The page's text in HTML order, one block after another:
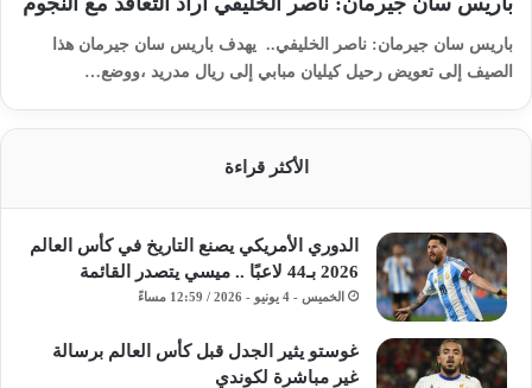
باريس سان جيرمان: ناصر الخليفي.. يهدف باريس سان جيرمان هذا
الصيف إلى تعويض رحيل كيليان مبابي إلى ريال مدريد ،ووضع…
الأكثر قراءة
الدوري الأمريكي يصنع التاريخ في كأس العالم
2026 بـ44 لاعبًا .. ميسي يتصدر القائمة
الخميس - 4 يونيو - 2026 / 12:59 مساءً
غوستو يثير الجدل قبل كأس العالم برسالة
غير مباشرة لكوندي